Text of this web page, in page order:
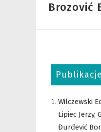
Brozović
Wilczewski
Lipiec Jerzy,
Đurđević